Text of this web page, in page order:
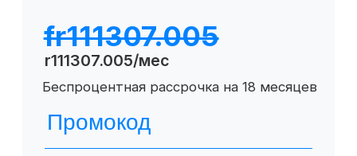
О SF Education
Наши эксперты